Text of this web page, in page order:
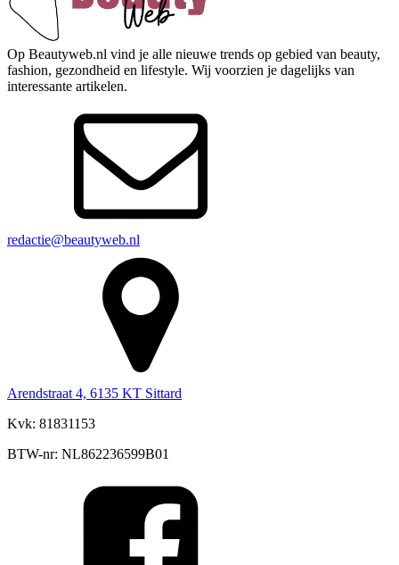
Op Beautyweb.nl vind je alle nieuwe trends op gebied van beauty,
fashion, gezondheid en lifestyle. Wij voorzien je dagelijks van
interessante artikelen.
redactie@beautyweb.nl
Arendstraat 4, 6135 KT Sittard
Kvk: 81831153
BTW-nr: NL862236599B01